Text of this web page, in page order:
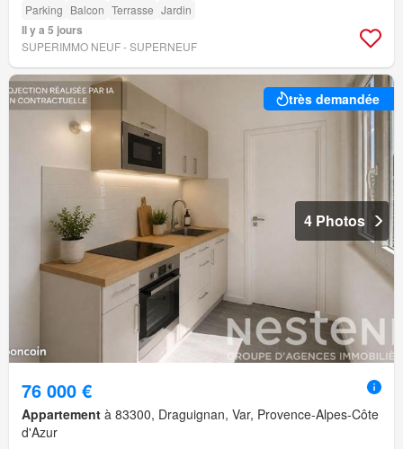
Parking Balcon Terrasse Jardin
Il y a 5 jours
SUPERIMMO NEUF - SUPERNEUF
très demandée
4 Photos
76 000 €
Appartement à 83300, Draguignan, Var, Provence-Alpes-Côte
d'Azur